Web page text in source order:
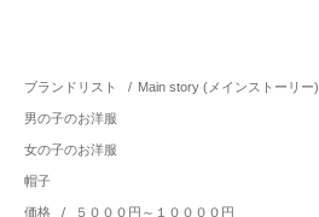
ブランドリスト / Main story (メインストーリー)
男の子のお洋服
女の子のお洋服
帽子
価格 / ５０００円～１００００円